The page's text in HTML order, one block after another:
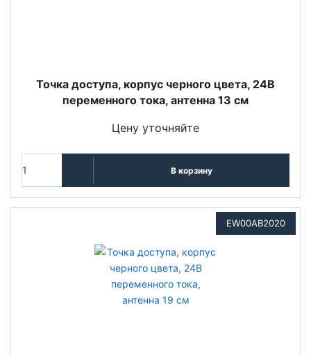
Точка доступа, корпус черного цвета, 24В
переменного тока, антенна 13 см
Цену уточняйте
В корзину
EW00AB2020